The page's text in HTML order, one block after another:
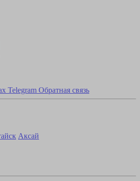
Telegram Обратная связь
Аксай